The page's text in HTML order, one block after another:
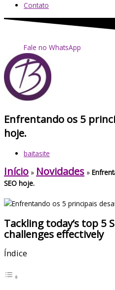
Contato
Fale no WhatsApp
Enfrentando os 5
hoje.
baitasite
Início » Novidades »
SEO hoje.
Tackling today’s top 5
challenges effectively
Índice